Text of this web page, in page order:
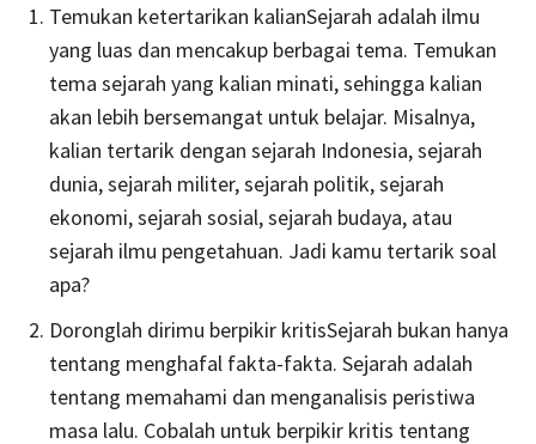
Temukan ketertarikan kalianSejarah adalah ilmu
yang luas dan mencakup berbagai tema. Temukan
tema sejarah yang kalian minati, sehingga kalian
akan lebih bersemangat untuk belajar. Misalnya,
kalian tertarik dengan sejarah Indonesia, sejarah
dunia, sejarah militer, sejarah politik, sejarah
ekonomi, sejarah sosial, sejarah budaya, atau
sejarah ilmu pengetahuan. Jadi kamu tertarik soal
apa?
Doronglah dirimu berpikir kritisSejarah bukan hanya
tentang menghafal fakta-fakta. Sejarah adalah
tentang memahami dan menganalisis peristiwa
masa lalu. Cobalah untuk berpikir kritis tentang